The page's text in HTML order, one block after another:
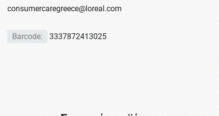
consumercaregreece@loreal.com
Barcode: 3337872413025